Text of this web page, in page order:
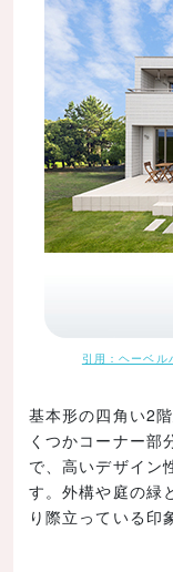
引用：ヘーベル
基本形の四角い2
くつかコーナー部
で、高いデザイン
す。外構や庭の緑
り際立っている印